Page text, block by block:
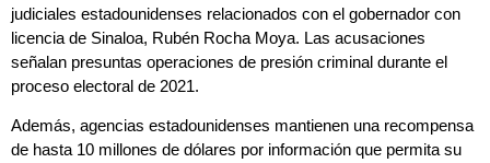
judiciales estadounidenses relacionados con el gobernador con
licencia de Sinaloa, Rubén Rocha Moya. Las acusaciones
señalan presuntas operaciones de presión criminal durante el
proceso electoral de 2021.
Además, agencias estadounidenses mantienen una recompensa
de hasta 10 millones de dólares por información que permita su